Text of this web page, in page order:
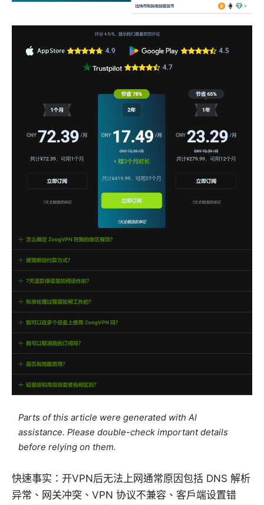
Parts of this article were generated with AI
assistance. Please double-check important details
before relying on them.
快速事实：开VPN后无法上网通常原因包括 DNS 解析
异常、网关冲突、VPN 协议不兼容、客户端设置错